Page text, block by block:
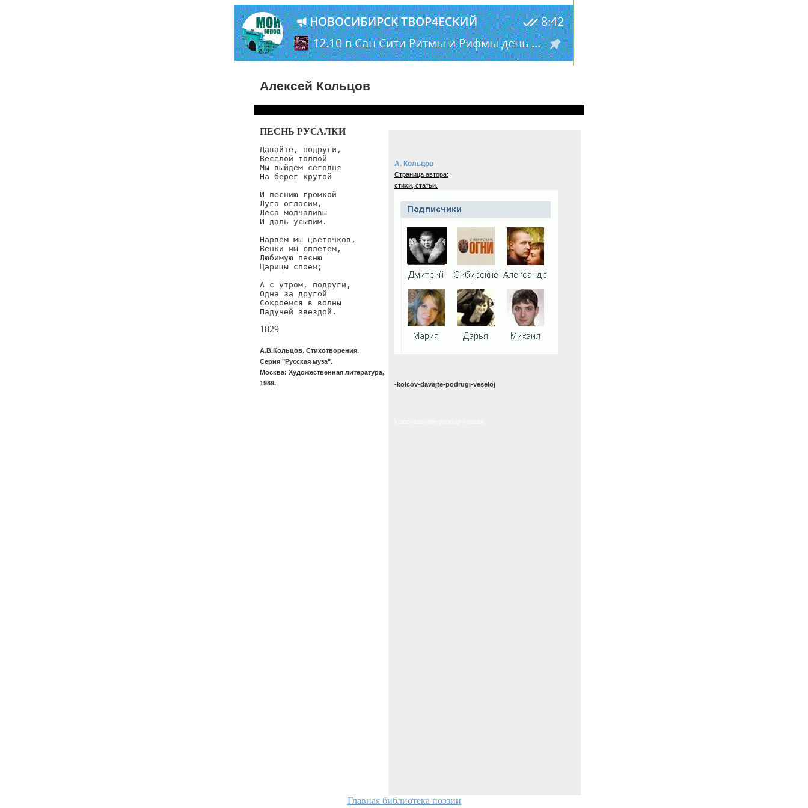
Алексей Кольцов
ПЕСНЬ РУСАЛКИ
Давайте, подруги,
Веселой толпой
Мы выйдем сегодня
На берег крутой
И песнию громкой
Луга огласим,
Леса молчаливы
И даль усыпим.
Нарвем мы цветочков,
Венки мы сплетем,
Любимую песню
Царицы споем;
А с утром, подруги,
Одна за другой
Сокроемся в волны
Падучей звездой.
1829
А.В.Кольцов. Стихотворения.
Серия "Русская муза".
Москва: Художественная литература,
1989.
А. Кольцов
Страница автора:
стихи, статьи.
-kolcov-davajte-podrugi-veseloj
Главная библиотека поэзии